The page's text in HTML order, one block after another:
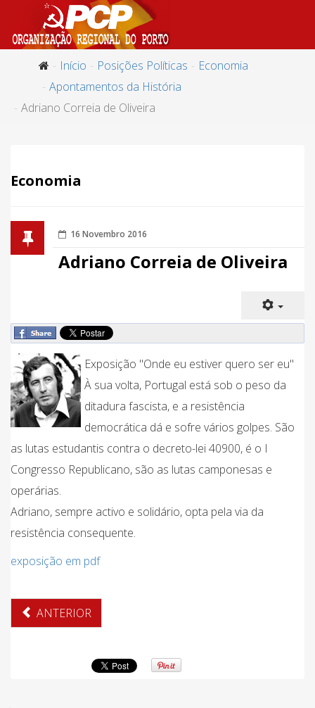
Início Posições Políticas
Economia
Apontamentos da História
Adriano Correia de Oliveira
Economia
16 Novembro 2016
Adriano Correia de Oliveira
Exposição "Onde eu estiver quero ser eu"
À sua volta, Portugal está sob o peso da
ditadura fascista, e a resistência
democrática dá e sofre vários golpes. São
as lutas estudantis contra o decreto-lei 40900, é o I
Congresso Republicano, são as lutas camponesas e
operárias.
Adriano, sempre activo e solidário, opta pela via da
resistência consequente.
exposição em pdf
ANTERIOR